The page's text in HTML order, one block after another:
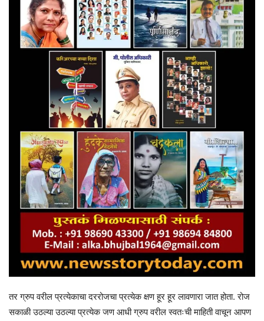
तर ग्रुप वरील प्रत्येकाचा दररोजचा प्रत्येक क्षण हूर हूर लावणारा जात होता. रोज
सकाळी उठल्या उठल्या प्रत्येक जण आधी ग्रुप वरील स्वतःची माहिती वाचून आपण